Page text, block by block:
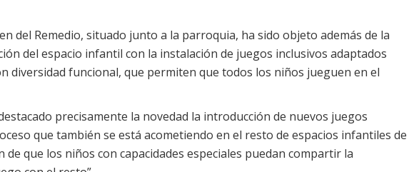
del Remedio, situado junto a la parroquia, ha sido objeto además de la
del espacio infantil con la instalación de juegos inclusivos adaptados
diversidad funcional, que permiten que todos los niños jueguen en el
precisamente la novedad la introducción de nuevos juegos
que también se está acometiendo en el resto de espacios infantiles de
de que los niños con capacidades especiales puedan compartir la